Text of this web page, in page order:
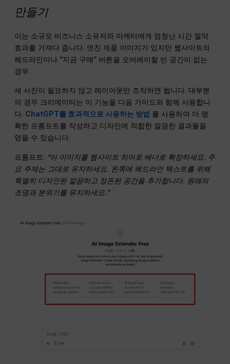
만들기
이는 소규모 비즈니스 소유자와 마케터에게 엄청난 시간 절약
효과를 가져다 줍니다. 멋진 제품 이미지가 있지만 웹사이트의
헤드라인이나 “지금 구매” 버튼을 오버레이할 빈 공간이 없는
경우.
새 사진이 필요하지 않고 레이아웃만 조작하면 됩니다. 대부분
의 경우 크리에이터는 이 기능을 다음 가이드와 함께 사용합니
다. ChatGPT를 효과적으로 사용하는 방법 를 사용하여 더 명
확한 프롬프트를 작성하고 디자인에 적합한 깔끔한 결과물을
얻을 수 있습니다.
프롬프트: “이 이미지를 웹사이트 히어로 배너로 확장하세요. 주
요 주제는 그대로 유지하세요. 왼쪽에 헤드라인 텍스트를 위해
특별히 디자인된 깔끔하고 정돈된 공간을 추가합니다. 원래의
조명과 분위기를 유지하세요.”